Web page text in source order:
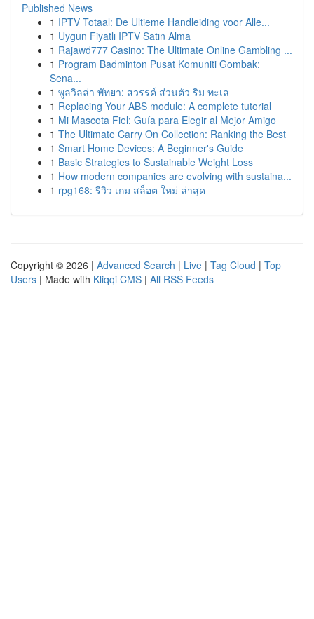
Published News
1 IPTV Totaal: De Ultieme Handleiding voor Alle...
1 Uygun Fiyatlı IPTV Satın Alma
1 Rajawd777 Casino: The Ultimate Online Gambling ...
1 Program Badminton Pusat Komuniti Gombak:
Sena...
1 พูลวิลล่า พัทยา: สวรรค์ ส่วนตัว ริม ทะเล
1 Replacing Your ABS module: A complete tutorial
1 Mi Mascota Fiel: Guía para Elegir al Mejor Amigo
1 The Ultimate Carry On Collection: Ranking the Best
1 Smart Home Devices: A Beginner's Guide
1 Basic Strategies to Sustainable Weight Loss
1 How modern companies are evolving with sustaina...
1 rpg168: รีวิว เกม สล็อต ใหม่ ล่าสุด
Copyright © 2026 | Advanced Search | Live | Tag Cloud | Top
Users | Made with Kliqqi CMS | All RSS Feeds